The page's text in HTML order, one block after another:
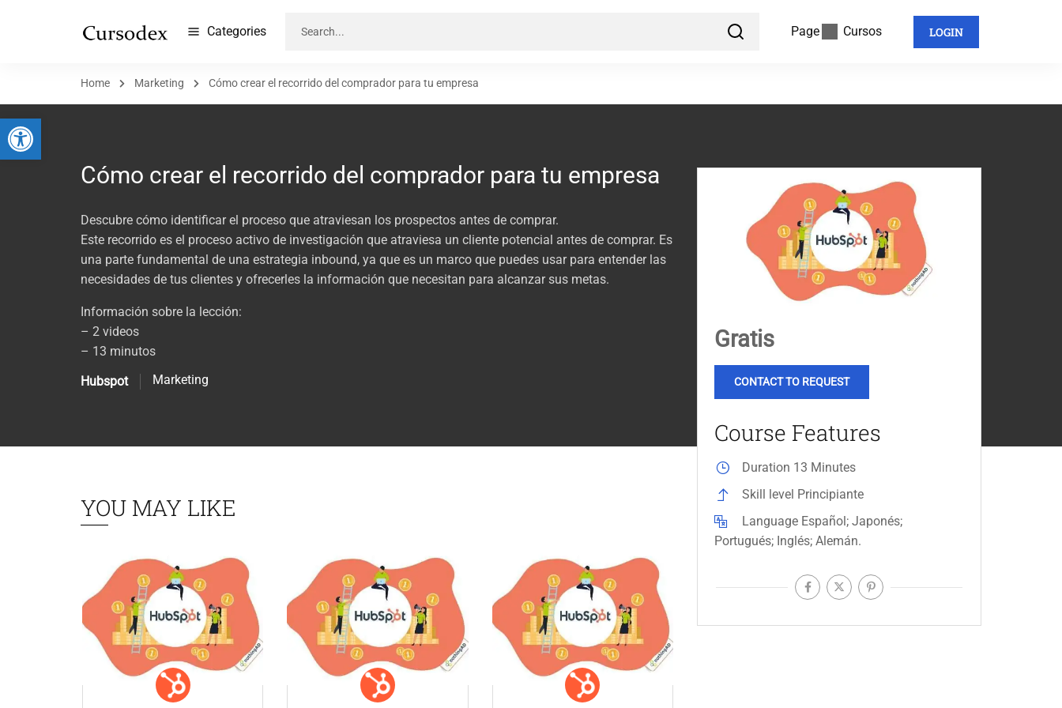
Abrir barra de herramientas
Categories Page Cursos LOGIN
Home Marketing Cómo crear el recorrido del comprador para tu empresa
Cómo crear el recorrido del comprador para tu empresa
Descubre cómo identificar el proceso que atraviesan los prospectos antes de comprar.
Este recorrido es el proceso activo de investigación que atraviesa un cliente potencial antes de comprar. Es
una parte fundamental de una estrategia inbound, ya que es un marco que puedes usar para entender las
necesidades de tus clientes y ofrecerles la información que necesitan para alcanzar sus metas.
Información sobre la lección:
– 2 videos
– 13 minutos
Hubspot
Marketing
YOU MAY LIKE
Gratis
CONTACT TO REQUEST
Course Features
Duration 13 Minutes
Skill level Principiante
Language Español; Japonés;
Portugués; Inglés; Alemán.